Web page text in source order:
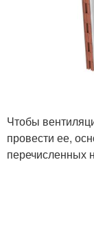
Чтобы
провести ее,
перечисленных